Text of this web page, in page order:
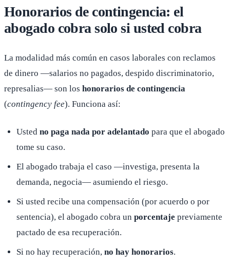
Honorarios de contingencia: el
abogado cobra solo si usted cobra
La modalidad más común en casos laborales con reclamos
de dinero —salarios no pagados, despido discriminatorio,
represalias— son los honorarios de contingencia
(contingency fee). Funciona así:
Usted no paga nada por adelantado para que el abogado
tome su caso.
El abogado trabaja el caso —investiga, presenta la
demanda, negocia— asumiendo el riesgo.
Si usted recibe una compensación (por acuerdo o por
sentencia), el abogado cobra un porcentaje previamente
pactado de esa recuperación.
Si no hay recuperación, no hay honorarios.